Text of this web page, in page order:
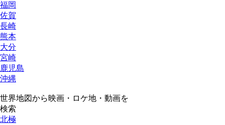
福岡
佐賀
長崎
熊本
大分
宮崎
鹿児島
沖縄
世界地図から映画・ロケ地・動画を
検索
北極